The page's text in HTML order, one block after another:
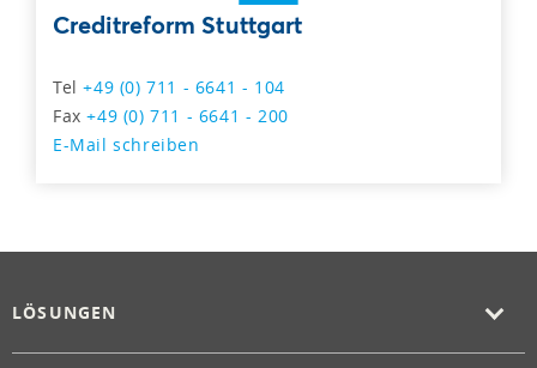
Creditreform Stuttgart
Tel+49 (0) 711 - 6641 - 104
Fax+49 (0) 711 - 6641 - 200
E-Mail schreiben
LÖSUNGEN